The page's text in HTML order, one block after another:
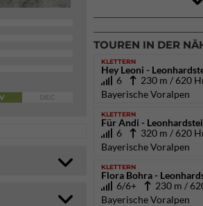
02.10.2026bis 04.10.2026
TOUREN IN DER
KLETTERN
Hey Leoni -
6
230 m / 620
Bayerische Voralpen
KLETTERN
Für Andi -
6
320 m / 620
Bayerische Voralpen
KLETTERN
Flora Bohra -
6/6+
230 m /
Bayerische Voralpen